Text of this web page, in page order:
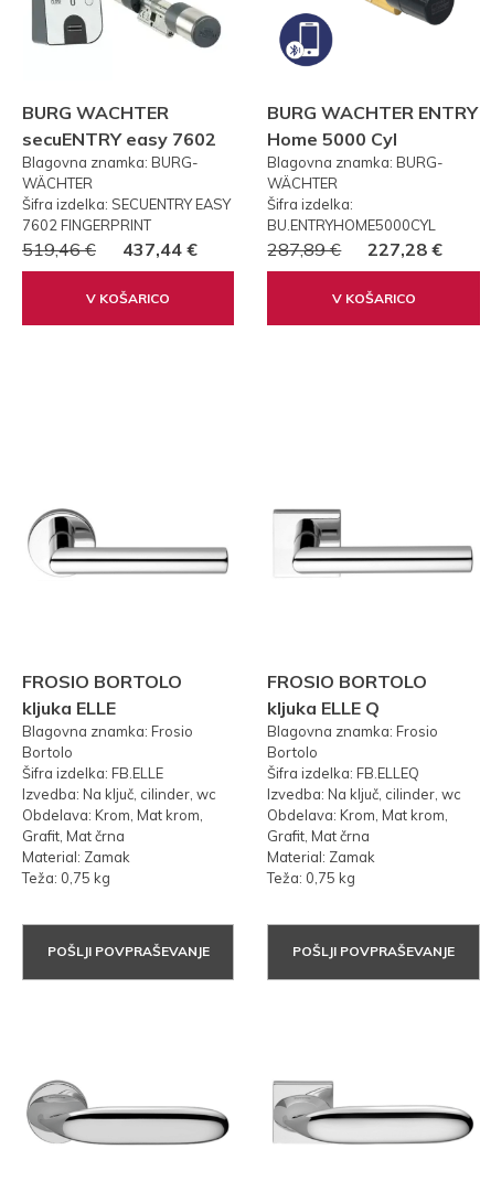
BURG WACHTER
secuENTRY easy 7602
FP PRSTNI ODTIS
Blagovna znamka: BURG-
WÄCHTER
Šifra izdelka: SECUENTRY EASY
7602 FINGERPRINT
519,46 € 437,44 €
V KOŠARICO
BURG WACHTER ENTRY
Home 5000 Cyl
Blagovna znamka: BURG-
WÄCHTER
Šifra izdelka:
BU.ENTRYHOME5000CYL
287,89 € 227,28 €
V KOŠARICO
FROSIO BORTOLO
kljuka ELLE
Blagovna znamka: Frosio
Bortolo
Šifra izdelka: FB.ELLE
Izvedba: Na ključ, cilinder, wc
Obdelava: Krom, Mat krom,
Grafit, Mat črna
Material: Zamak
Teža: 0,75 kg
POŠLJI POVPRAŠEVANJE
FROSIO BORTOLO
kljuka ELLE Q
Blagovna znamka: Frosio
Bortolo
Šifra izdelka: FB.ELLEQ
Izvedba: Na ključ, cilinder, wc
Obdelava: Krom, Mat krom,
Grafit, Mat črna
Material: Zamak
Teža: 0,75 kg
POŠLJI POVPRAŠEVANJE